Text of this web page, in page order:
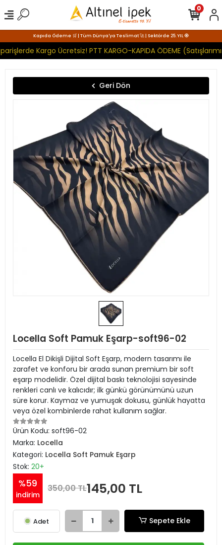
Kapıda Ödeme 🛒 | Tüm Dünya'ya Teslimat 🚀 | Sektörde 25. YIL 🧿
Kargo Ücretsiz! PTT KARGO-KAPIDA ÖDEME
0
Geri Dön
Locella Soft Pamuk Eşarp-soft96-02
Locella El Dikişli Dijital Soft Eşarp, modern tasarımı ile
zarafet ve konforu bir arada sunan premium bir soft
eşarp modelidir. Özel dijital baskı teknolojisi sayesinde
renkleri canlı ve kalıcıdır; ilk günkü görünümünü uzun
süre korur. Kaymaz ve yumuşak dokusu, günlük hayatta
veya özel kombinlerde rahat kullanım sağlar.
Ürün Kodu: soft96-02
Marka: Locella
Kategori: Locella Soft Pamuk Eşarp
Stok: 20+
%59
indirim
350,00 TL145,00 TL
Adet Sepete Ekle